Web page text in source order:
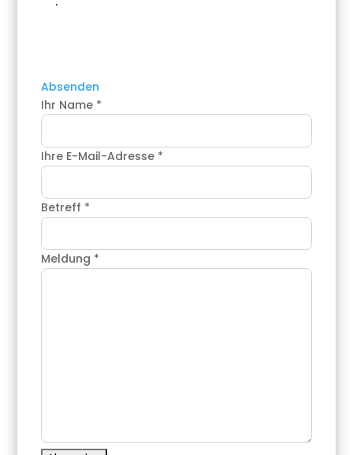
Absenden
Ihr Name *
Ihre E-Mail-Adresse *
Betreff *
Meldung *